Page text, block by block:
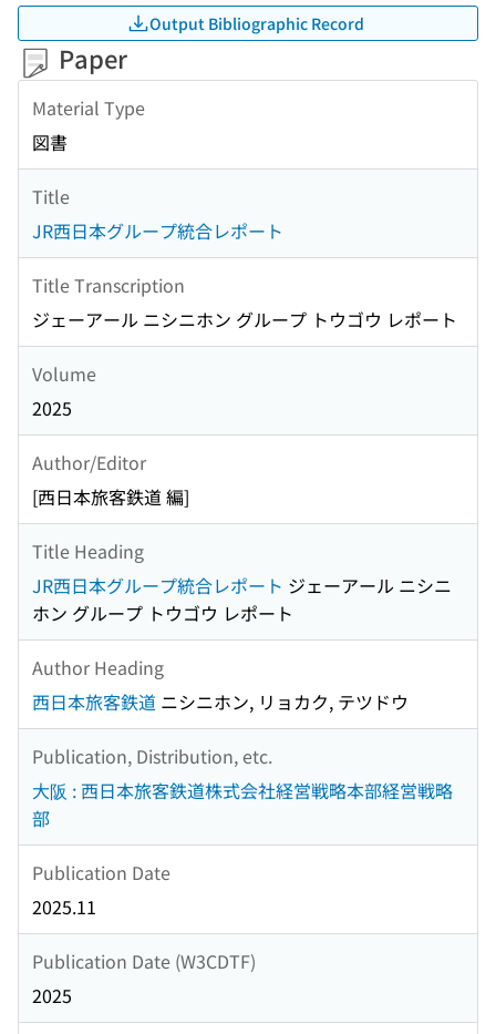
Output Bibliographic Record
Paper
Material Type
図書
Title
JR西日本グループ統合レポート
Title Transcription
ジェーアール ニシニホン グループ トウゴウ レポート
Volume
2025
Author/Editor
[西日本旅客鉄道 編]
Title Heading
JR西日本グループ統合レポート ジェーアール ニシニ
ホン グループ トウゴウ レポート
Author Heading
西日本旅客鉄道 ニシニホン, リョカク, テツドウ
Publication, Distribution, etc.
大阪 : 西日本旅客鉄道株式会社経営戦略本部経営戦略
部
Publication Date
2025.11
Publication Date (W3CDTF)
2025